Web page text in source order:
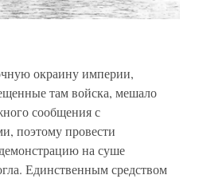
окраину империи,
там войска, мешало
сообщения с
поэтому провести
на суше
Единственным средством